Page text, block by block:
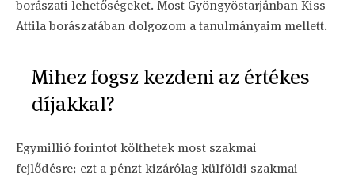
borászati lehetőségeket. Most Gyöngyöstarjánban Kiss
Attila borászatában dolgozom a tanulmányaim mellett.
Mihez fogsz kezdeni az értékes
díjakkal?
Egymillió forintot költhetek most szakmai
fejlődésre; ezt a pénzt kizárólag külföldi szakmai